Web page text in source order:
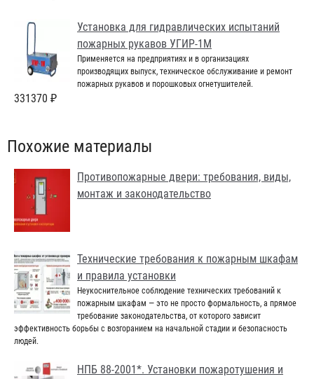
Установка для гидравлических испытаний
пожарных рукавов УГИР-1М
Применяется на предприятиях и в организациях
производящих выпуск, техническое обслуживание и ремонт
пожарных рукавов и порошковых огнетушителей.
331370 ₽
Похожие материалы
Противопожарные двери: требования, виды,
монтаж и законодательство
Технические требования к пожарным шкафам
и правила установки
Неукоснительное соблюдение технических требований к
пожарным шкафам — это не просто формальность, а прямое
требование законодательства, от которого зависит
эффективность борьбы с возгоранием на начальной стадии и безопасность
людей.
НПБ 88-2001*. Установки пожаротушения и